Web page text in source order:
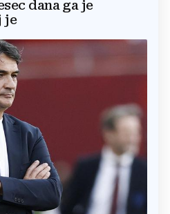
dana ga je
je